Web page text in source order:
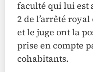
faculté qui lui est
2 de l’arrêté
et le juge ont la
prise en compte
cohabitants.